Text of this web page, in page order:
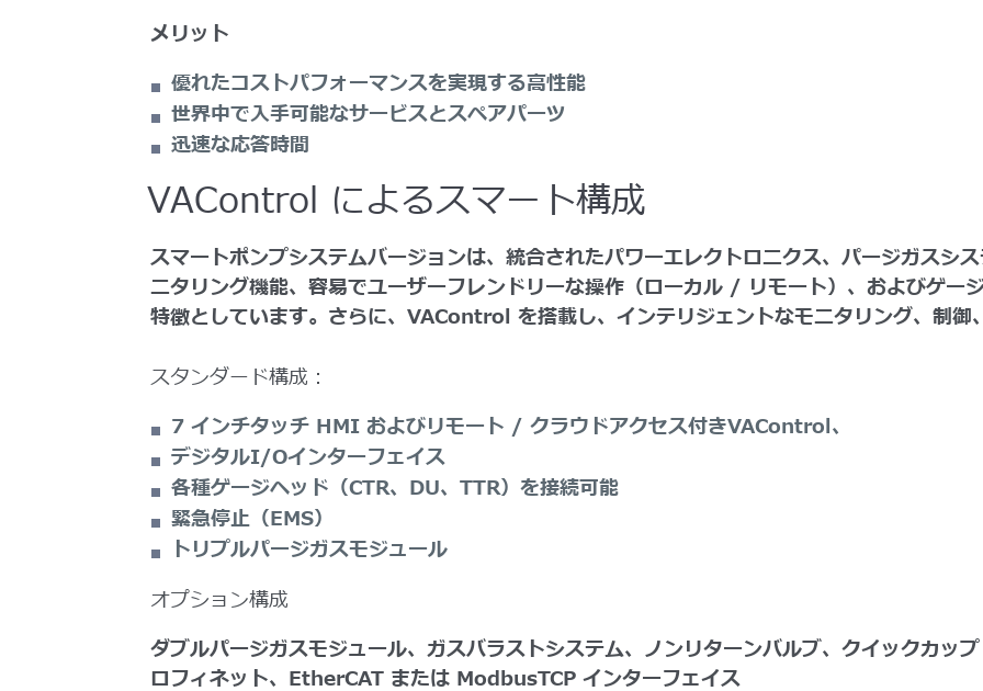
メリット
優れたコストパフォーマンスを実現する高性能
世界中で入手可能なサービスとスペアパーツ
迅速な応答時間
VAControl によるスマート構成
スマートポンプシステムバージョンは、統合されたパワーエレクトロニクス、パージガスシ
ニタリング機能、容易でユーザーフレンドリーな操作（ローカル / リモート）、およびゲー
特徴としています。さらに、VAControl を搭載し、インテリジェントなモニタリング、制
スタンダード構成：
7 インチタッチ HMI およびリモート / クラウドアクセス付きVAControl、
デジタルI/Oインターフェイス
各種ゲージヘッド（CTR、DU、TTR）を接続可能
緊急停止（EMS）
トリプルパージガスモジュール
オプション構成
ダブルパージガスモジュール、ガスバラストシステム、ノンリターンバルブ、クイックカッ
ロフィネット、EtherCAT または ModbusTCP インターフェイス